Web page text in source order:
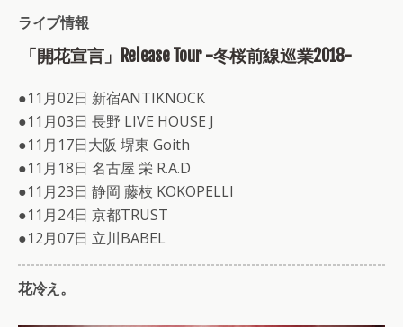
ライブ情報
「開花宣言」Release Tour -冬桜前線巡業2018-
●11月02日 新宿ANTIKNOCK
●11月03日 長野 LIVE HOUSE J
●11月17日大阪 堺東 Goith
●11月18日 名古屋 栄 R.A.D
●11月23日 静岡 藤枝 KOKOPELLI
●11月24日 京都TRUST
●12月07日 立川BABEL
花冷え。